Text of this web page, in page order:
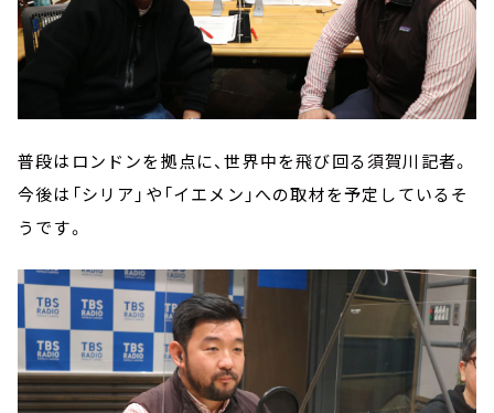
普段はロンドンを拠点に、世界中を飛び回る須賀川記者。
今後は「シリア」や「イエメン」への取材を予定しているそ
うです。